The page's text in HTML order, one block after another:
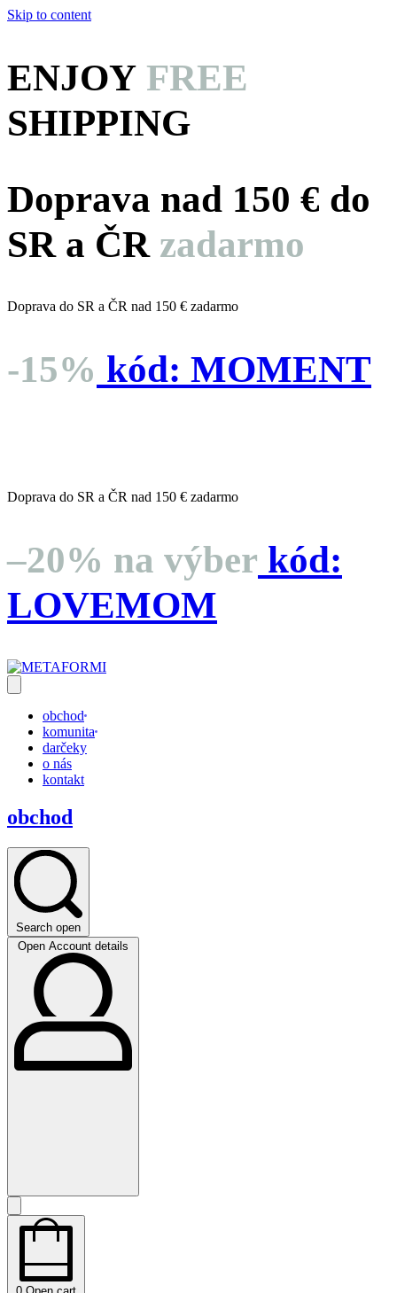
Skip to content
ENJOY FREE
SHIPPING
Doprava nad 150 € do
SR a ČR zadarmo
Doprava do SR a ČR nad 150 € zadarmo
-15% kód: MOMENT
Doprava do SR a ČR nad 150 € zadarmo
–20% na výber kód:
LOVEMOM
obchod
komunita
darčeky
o nás
kontakt
obchod
Search open
Open Account details